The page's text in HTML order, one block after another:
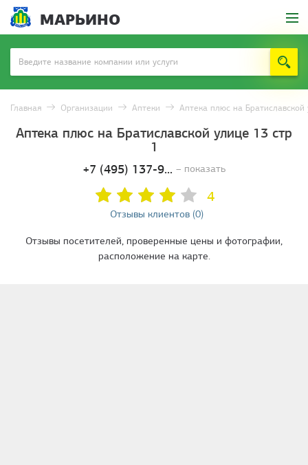
МАРЬИНО
Главная Организации Аптеки Аптека плюс на Братиславской
Аптека плюс на Братиславской улице 13 стр
1
Отзывы посетителей, проверенные цены и фотографии,
расположение на карте.
+7 (495) 137-9... – показать
4
Отзывы клиентов (0)